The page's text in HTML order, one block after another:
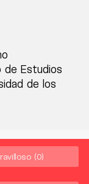
de Estudios
de los
(0)